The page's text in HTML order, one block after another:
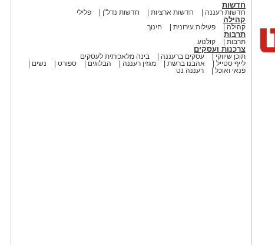
חדשות
חדשות רעננה חדשות ארציות חדשות נדל"ן פלילי
קהילה
קהילה פעילות עירונית חינוך
תרבות
תרבות קולנוע
צרכנות ועסקים
תוכן שיווקי עסקים ברעננה
בינה מלאכותית לעסקים
לייף סטייל
אהבנו ברשת מגזין רעננה הבלוגים ספורט
נשים
פנאי ואוכל
רעננה נט